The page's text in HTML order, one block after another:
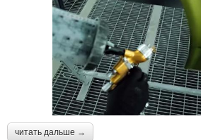
читать дальше →